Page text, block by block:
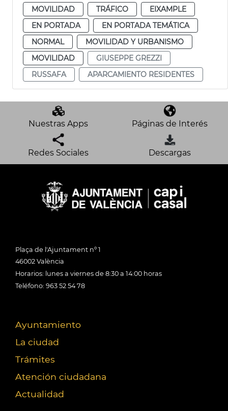
MOVILIDAD TRÁFICO
EIXAMPLE
EN PORTADA
EN PORTADA TEMÁTICA
NORMAL
MOVILIDAD Y URBANISMO
MOVILIDAD
GIUSEPPE GREZZI
RUSSAFA
APARCAMIENTO RESIDENTES
Nuestras Apps Páginas de Interés
Redes Sociales Descargas
Plaça de l'Ajuntament nº 1
46002 València
Horarios: lunes a viernes de 8:30 a 14:00 horas
Teléfono: 963 52 54 78
Ayuntamiento
La ciudad
Trámites
Atención ciudadana
Actualidad